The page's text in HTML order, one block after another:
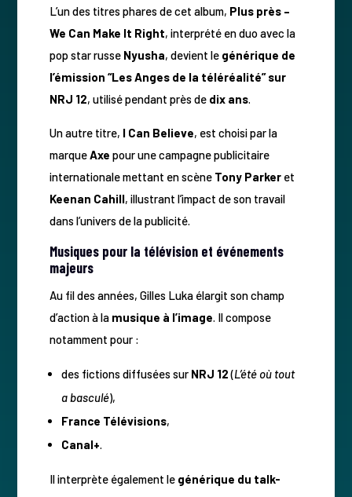
L’un des titres phares de cet album, Plus près –
We Can Make It Right, interprété en duo avec la
pop star russe Nyusha, devient le générique de
l’émission “Les Anges de la téléréalité” sur
NRJ 12, utilisé pendant près de dix ans.
Un autre titre, I Can Believe, est choisi par la
marqueAxe pour une campagne publicitaire
internationale mettant en scène Tony Parkeret
Keenan Cahill, illustrant l’impact de son travail
dans l’univers de la publicité.
Musiques pour la télévision et événements
majeurs
Au fil des années, Gilles Luka élargit son champ
d’action à la musique à l’image. Il compose
notamment pour :
des fictions diffusées sur NRJ 12(L’été où tout
a basculé),
France Télévisions,
Canal+.
Il interprète également le générique du talk-